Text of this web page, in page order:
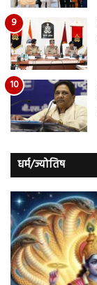
धर्म/ज्योतिष